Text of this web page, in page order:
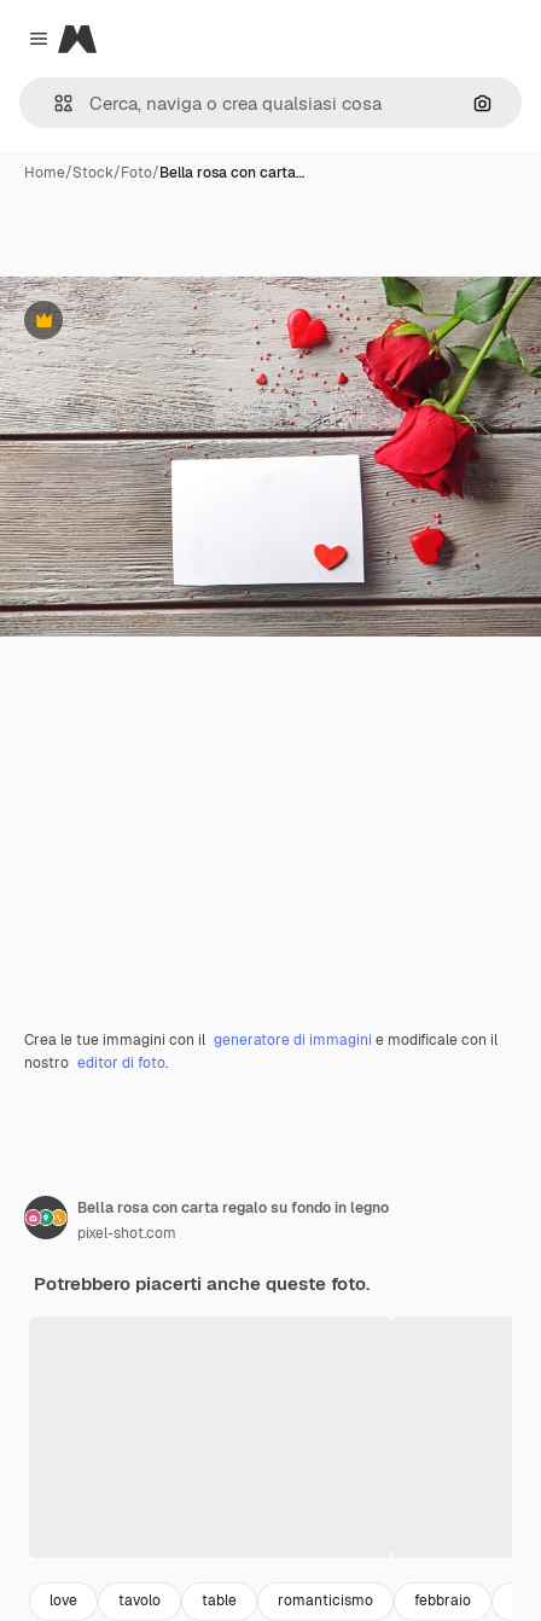
Close menu
Magnific
Cerca
Home/Stock/Foto/Bella rosa con carta…
Premium
Crea le tue immagini con il generatore di immagini e modificale con il
nostro editor di foto.
Bella rosa con carta regalo su fondo in legno
pixel-shot.com
Potrebbero piacerti anche queste foto.
love tavolo table romanticismo febbraio